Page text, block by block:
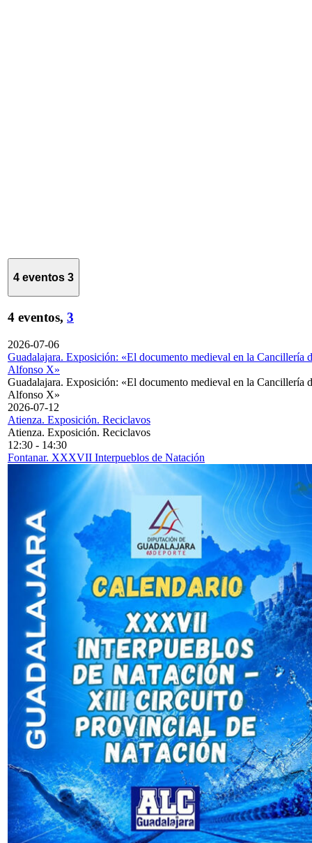
4 eventos 3
4 eventos, 3
2026-07-06
Guadalajara. Exposición: «El documento medieval en la Cancillería
Alfonso X»
Guadalajara. Exposición: «El documento medieval en la Cancillería
Alfonso X»
2026-07-12
Atienza. Exposición. Reciclavos
Atienza. Exposición. Reciclavos
12:30 - 14:30
Fontanar. XXXVII Interpueblos de Natación